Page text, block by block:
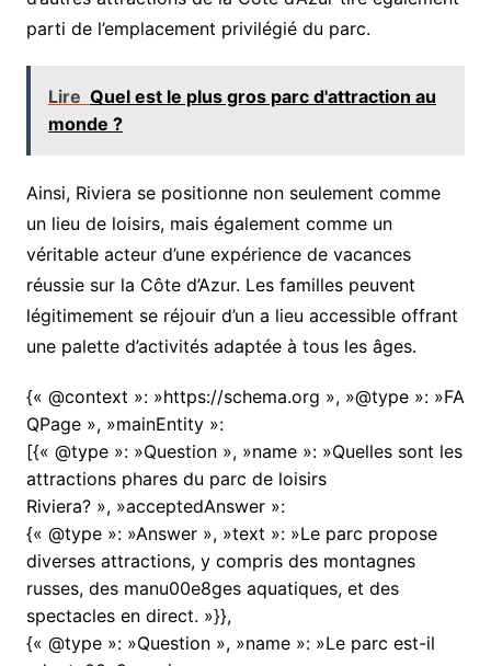
parti de l’emplacement privilégié du parc.
Lire Quel est le plus gros parc d'attraction au
monde ?
Ainsi, Riviera se positionne non seulement comme
un lieu de loisirs, mais également comme un
véritable acteur d’une expérience de vacances
réussie sur la Côte d’Azur. Les familles peuvent
légitimement se réjouir d’un a lieu accessible offrant
une palette d’activités adaptée à tous les âges.
{« @context »: »https://schema.org », »@type »: »FA
QPage », »mainEntity »:
[{« @type »: »Question », »name »: »Quelles sont les
attractions phares du parc de loisirs
Riviera? », »acceptedAnswer »:
{« @type »: »Answer », »text »: »Le parc propose
diverses attractions, y compris des montagnes
russes, des manu00e8ges aquatiques, et des
spectacles en direct. »}},
{« @type »: »Question », »name »: »Le parc est-il